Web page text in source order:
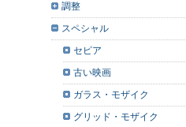
調整
スペシャル
セピア
古い映画
ガラス・モザイク
グリッド・モザイク